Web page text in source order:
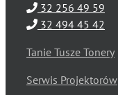
32 256 49 59
32 494 45 42
Tanie Tusze Tonery
Serwis Projektorów